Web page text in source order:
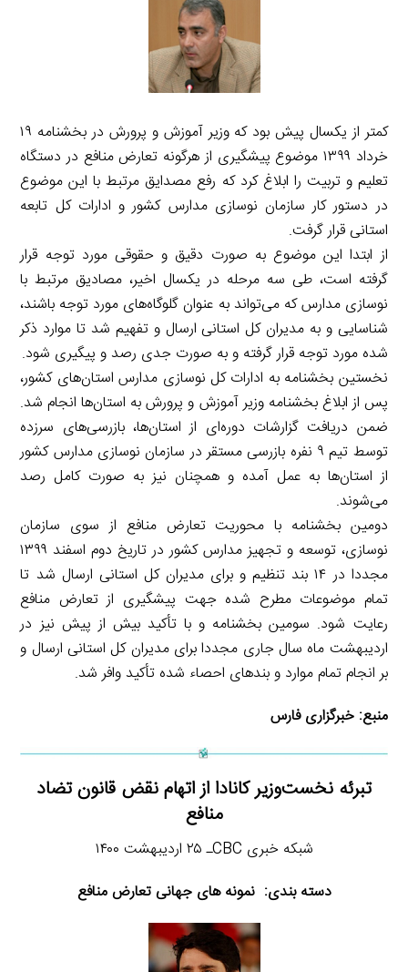
کمتر از یکسال پیش بود که وزیر آموزش و پرورش در بخشنامه‌ ۱۹
خرداد ۱۳۹۹ موضوع پیشگیری از هرگونه تعارض منافع در دستگاه
تعلیم و تربیت را ابلاغ کرد که رفع مصدایق مرتبط با این موضوع
در دستور کار سازمان نوسازی مدارس کشور و ادارات کل تابعه
استانی قرار گرفت.
از ابتدا این موضوع به صورت دقیق و حقوقی مورد توجه قرار
گرفته است، طی سه مرحله در یکسال اخیر، مصادیق مرتبط با
نوسازی مدارس که می‌تواند به عنوان گلوگاه‌های مورد توجه باشند،
شناسایی و به مدیران کل استانی ارسال و تفهیم شد تا موارد ذکر
شده مورد توجه قرار گرفته و به صورت جدی رصد و پیگیری شود.
نخستین بخشنامه به ادارات کل نوسازی مدارس استان‌های کشور،
پس از ابلاغ بخشنامه وزیر آموزش و پرورش به استان‌ها انجام شد.
ضمن دریافت گزارشات دوره‌ای از استان‌ها، بازرسی‌های سرزده
توسط تیم ۹ نفره بازرسی مستقر در سازمان نوسازی مدارس کشور
از استان‌ها به عمل آمده و همچنان نیز به صورت کامل رصد
می‌شوند.
دومین بخشنامه‌ با محوریت تعارض منافع از سوی سازمان
نوسازی، توسعه و تجهیز مدارس کشور در تاریخ دوم اسفند ۱۳۹۹
مجددا در ۱۴ بند تنظیم و برای مدیران کل استانی ارسال شد تا
تمام موضوعات مطرح شده جهت پیشگیری از تعارض منافع
رعایت شود. سومین بخشنامه و با تأکید بیش از پیش نیز در
اردیبهشت ماه سال جاری مجددا برای مدیران کل استانی ارسال و
بر انجام تمام موارد و بندهای احصاء شده تأکید وافر شد.
منبع: خبرگزاری فارس
تبرئه نخست‌وزیر کانادا از اتهام نقض قانون تضاد
منافع
شبکه خبری CBCـ ۲۵ اردیبهشت ۱۴۰۰
دسته بندی: نمونه های جهانی تعارض منافع